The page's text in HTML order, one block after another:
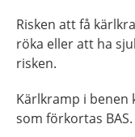
Risken att få
röka eller att ha
risken.
Kärlkramp i benen
som förkortas BAS.